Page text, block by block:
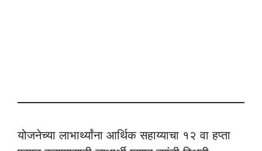
योजनेच्या लाभार्थ्यांना आर्थिक सहाय्याचा १२ वा हप्ता